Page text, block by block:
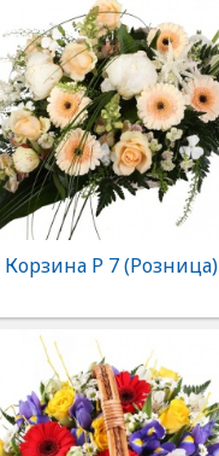
Корзина Р 7 (Розница)